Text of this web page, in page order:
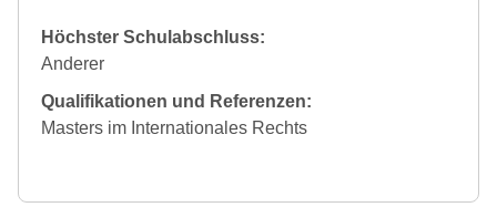
Höchster Schulabschluss:
Anderer
Qualifikationen und Referenzen:
Masters im Internationales Rechts